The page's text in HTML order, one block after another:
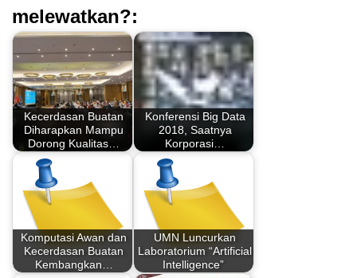
melewatkan?:
Kecerdasan Buatan
Diharapkan Mampu
Dorong Kualitas…
Konferensi Big Data
2018, Saatnya
Korporasi…
Komputasi Awan dan
Kecerdasan Buatan
Kembangkan…
UMN Luncurkan
Laboratorium “Artificial
Intelligence”